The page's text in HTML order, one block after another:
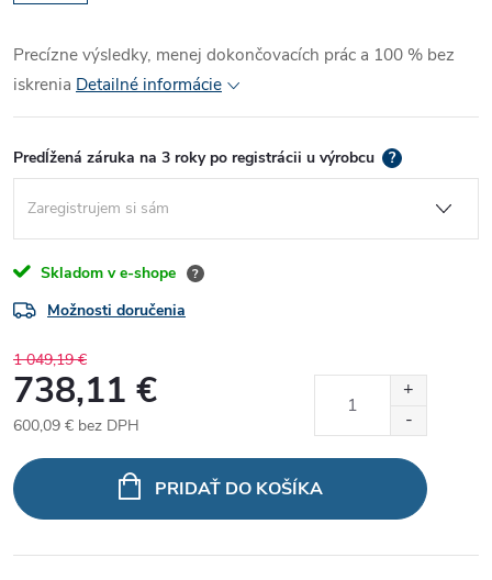
Precízne výsledky, menej dokončovacích prác a 100 % bez
iskrenia Detailné informácie
Predĺžená záruka na 3 roky po registrácii u výrobcu ?
Skladom v e-shope ?
Možnosti doručenia
1 049,19 €
738,11 €
600,09 € bez DPH
cena:
PRIDAŤ DO KOŠÍKA